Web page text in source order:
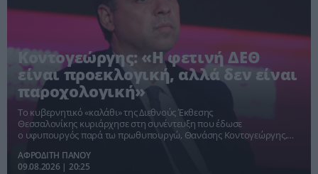
Κοντογεώργης: «Η φετινή ΔΕΘ
είναι προεκλογική, αλλά δεν είναι
παροχολογική»
Το κυβερνητικό «καλάθι» της Διεθνούς Έκθεσης
Θεσσαλονίκης κυριάρχησε στη συνέντευξη που έδωσε
ο υφυπουργός παρά τω πρωθυπουργώ, Θανάσης Κοντογεώργης,
ΑΦΡΟΔΙΤΗ ΠΑΝΟΥ
09.08.2026 | 20:25